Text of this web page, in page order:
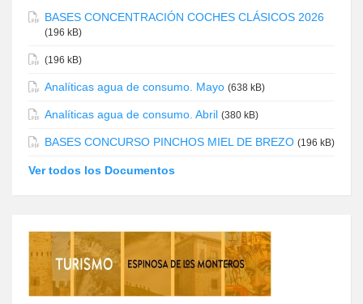
BASES CONCENTRACIÓN COCHES CLÁSICOS 2026
(196 kB)
(196 kB)
Analíticas agua de consumo. Mayo (638 kB)
Analíticas agua de consumo. Abril (380 kB)
BASES CONCURSO PINCHOS MIEL DE BREZO (196 kB)
Ver todos los Documentos